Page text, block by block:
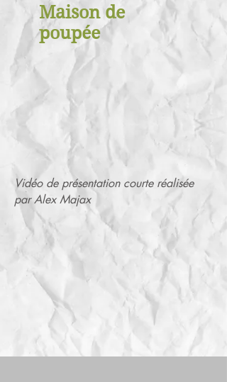
Maison de
poupée
Vidéo de présentation courte réalisée
par Alex Majax